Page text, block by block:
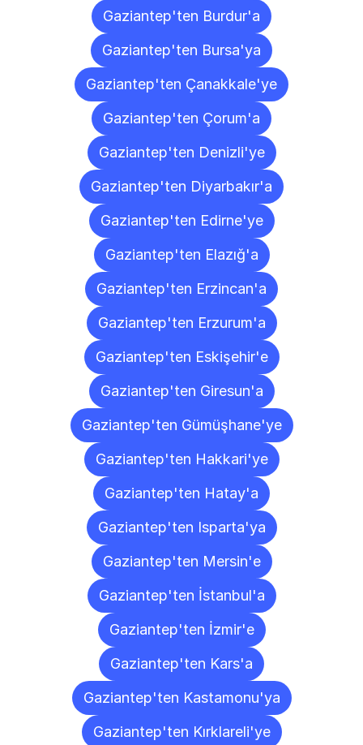
Gaziantep'ten Burdur'a
Gaziantep'ten Bursa'ya
Gaziantep'ten Çanakkale'ye
Gaziantep'ten Çorum'a
Gaziantep'ten Denizli'ye
Gaziantep'ten Diyarbakır'a
Gaziantep'ten Edirne'ye
Gaziantep'ten Elazığ'a
Gaziantep'ten Erzincan'a
Gaziantep'ten Erzurum'a
Gaziantep'ten Eskişehir'e
Gaziantep'ten Giresun'a
Gaziantep'ten Gümüşhane'ye
Gaziantep'ten Hakkari'ye
Gaziantep'ten Hatay'a
Gaziantep'ten Isparta'ya
Gaziantep'ten Mersin'e
Gaziantep'ten İstanbul'a
Gaziantep'ten İzmir'e
Gaziantep'ten Kars'a
Gaziantep'ten Kastamonu'ya
Gaziantep'ten Kırklareli'ye